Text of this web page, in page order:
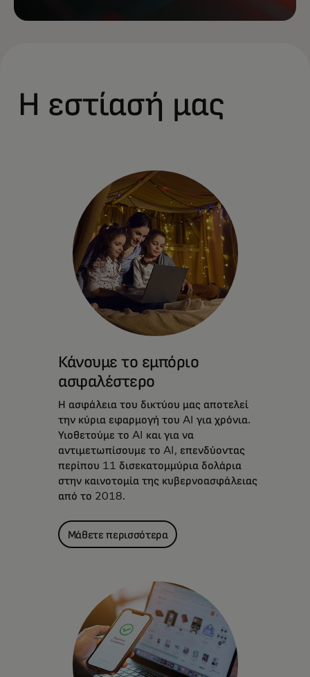
Η εστίασή μας
Κάνουμε το εμπόριο
ασφαλέστερο
Η ασφάλεια του δικτύου μας αποτελεί
την κύρια εφαρμογή του AI για χρόνια.
Υιοθετούμε το AI και για να
αντιμετωπίσουμε το AI, επενδύοντας
περίπου 11 δισεκατομμύρια δολάρια
στην καινοτομία της κυβερνοασφάλειας
από το 2018.
Μάθετε περισσότερα